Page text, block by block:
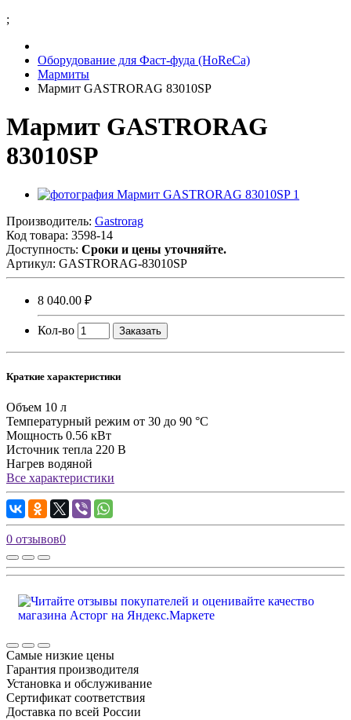
;
Оборудование для Фаст-фуда (HoReCa)
Мармиты
Мармит GASTRORAG 83010SP
Мармит GASTRORAG
83010SP
Производитель: Gastrorag
Код товара: 3598-14
Доступность: Сроки и цены уточняйте.
Артикул: GASTRORAG-83010SP
8 040.00 ₽
Кол-во Заказать
Краткие характеристики
Объем 10 л
Температурный режим от 30 до 90 °C
Мощность 0.56 кВт
Источник тепла 220 В
Нагрев водяной
Все характеристики
0 отзывов0
Самые низкие цены
Гарантия производителя
Установка и обслуживание
Сертификат соответствия
Доставка по всей России